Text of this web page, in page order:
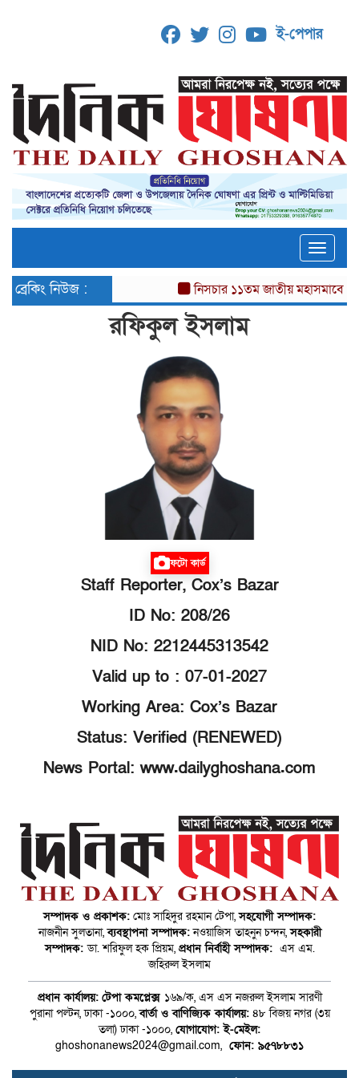
ই-পেপার
ব্রেকিং নিউজ : নিসচার ১১তম জাতীয় মহাসমাবেশ
রফিকুল ইসলাম
ফটো কার্ড
Staff Reporter, Cox’s Bazar
ID No: 208/26
NID No: 2212445313542
Valid up to : 07-01-2027
Working Area: Cox’s Bazar
Status: Verified (RENEWED)
News Portal: www.dailyghoshana.com
সম্পাদক ও প্রকাশক: মোঃ সাহিদুর রহমান টেপা,সহযোগী সম্পাদক:
নাজনীন সুলতানা,ব্যবস্থাপনা সম্পাদক:নওয়াজিস তাহনুন চন্দন,সহকারী
সম্পাদক: ডা. শরিফুল হক প্রিয়ম, প্রধান নির্বাহী সম্পাদক: এস এম.
জহিরুল ইসলাম
প্রধান কার্যালয়: টেপা কমপ্লেক্স ১৬৯/ক, এস এস নজরুল ইসলাম সারণী
পুরানা পল্টন, ঢাকা -১০০০,বার্তা ও বাণিজ্যিক কার্যালয়:৪৮ বিজয় নগর (৩য়
তলা) ঢাকা -১০০০, যোগাযোগ:ই-মেইল:
ghoshonanews2024@gmail.com, ফোন: ৯৫৭৮৮৩১